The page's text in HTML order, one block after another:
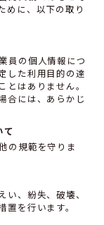
めに、以下の取り
員の個人情報につ
した利用目的の達
はありません。
合には、あらかじ
て
の規範を守りま
、紛失、破壊、
を行います。